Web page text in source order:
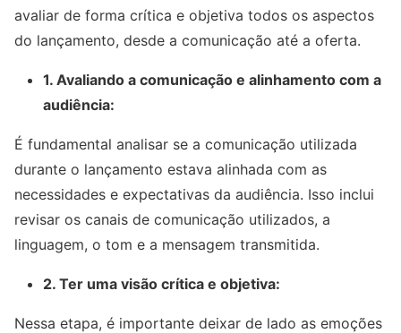
avaliar de forma crítica e objetiva todos os aspectos
do lançamento, desde a comunicação até a oferta.
1. Avaliando a comunicação e alinhamento com a
audiência:
É fundamental analisar se a comunicação utilizada
durante o lançamento estava alinhada com as
necessidades e expectativas da audiência. Isso inclui
revisar os canais de comunicação utilizados, a
linguagem, o tom e a mensagem transmitida.
2. Ter uma visão crítica e objetiva:
Nessa etapa, é importante deixar de lado as emoções